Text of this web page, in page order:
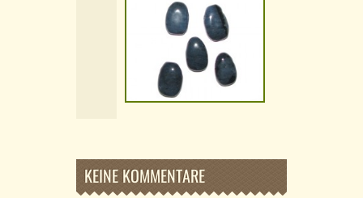
KEINE KOMMENTARE